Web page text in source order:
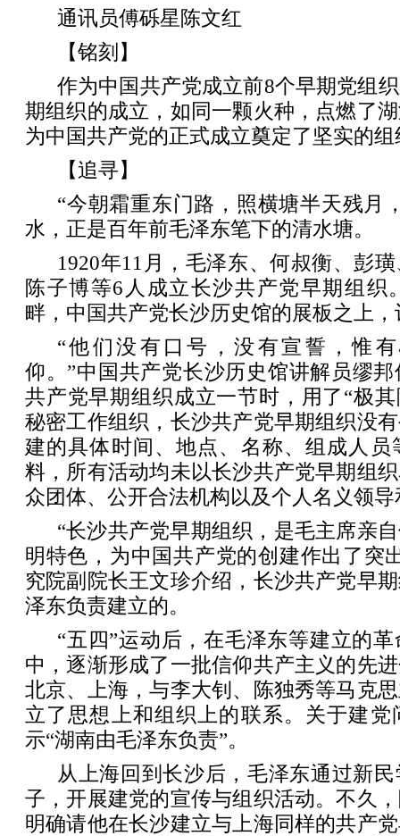
通讯员傅砾星陈文红
【铭刻】
作为中国共产党成立前8个早期党组
期组织的成立，如同一颗火种，点燃了
为中国共产党的正式成立奠定了坚实的
【追寻】
“今朝霜重东门路，照横塘半天残月
水，正是百年前毛泽东笔下的清水塘。
1920年11月，毛泽东、何叔衡、彭
陈子博等6人成立长沙共产党早期组织
畔，中国共产党长沙历史馆的展板之上
“他们没有口号，没有宣誓，惟
仰。”中国共产党长沙历史馆讲解员缪
共产党早期组织成立一节时，用了“极
秘密工作组织，长沙共产党早期组织没
建的具体时间、地点、名称、组成人员
料，所有活动均未以长沙共产党早期组
众团体、公开合法机构以及个人名义领导
“长沙共产党早期组织，是毛主席亲
明特色，为中国共产党的创建作出了突
究院副院长王文珍介绍，长沙共产党早
泽东负责建立的。
“五四”运动后，在毛泽东等建立的
中，逐渐形成了一批信仰共产主义的先
北京、上海，与李大钊、陈独秀等马克
立了思想上和组织上的联系。关于建党
示“湖南由毛泽东负责”。
从上海回到长沙后，毛泽东通过新
子，开展建党的宣传与组织活动。不久
明确请他在长沙建立与上海同样的共产